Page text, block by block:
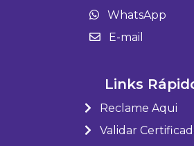
WhatsApp
E-mail
Links
Reclame Aqui
Validar